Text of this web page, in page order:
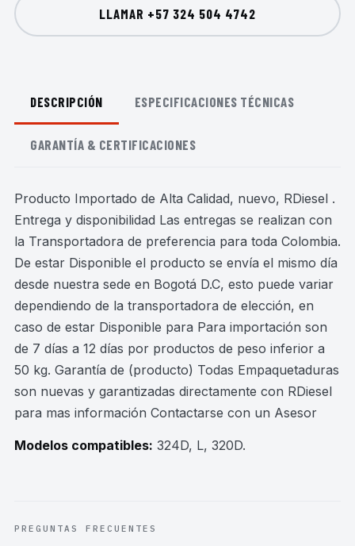
LLAMAR +57 324 504 4742
DESCRIPCIÓN ESPECIFICACIONES TÉCNICAS
GARANTÍA & CERTIFICACIONES
Producto Importado de Alta Calidad, nuevo, RDiesel .
Entrega y disponibilidad Las entregas se realizan con
la Transportadora de preferencia para toda Colombia.
De estar Disponible el producto se envía el mismo día
desde nuestra sede en Bogotá D.C, esto puede variar
dependiendo de la transportadora de elección, en
caso de estar Disponible para Para importación son
de 7 días a 12 días por productos de peso inferior a
50 kg. Garantía de (producto) Todas Empaquetaduras
son nuevas y garantizadas directamente con RDiesel
para mas información Contactarse con un Asesor
Modelos compatibles: 324D, L, 320D.
PREGUNTAS FRECUENTES